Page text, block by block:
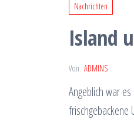
Nachrichten
Island
Von ADMINS
Angeblich war
frischgebackene